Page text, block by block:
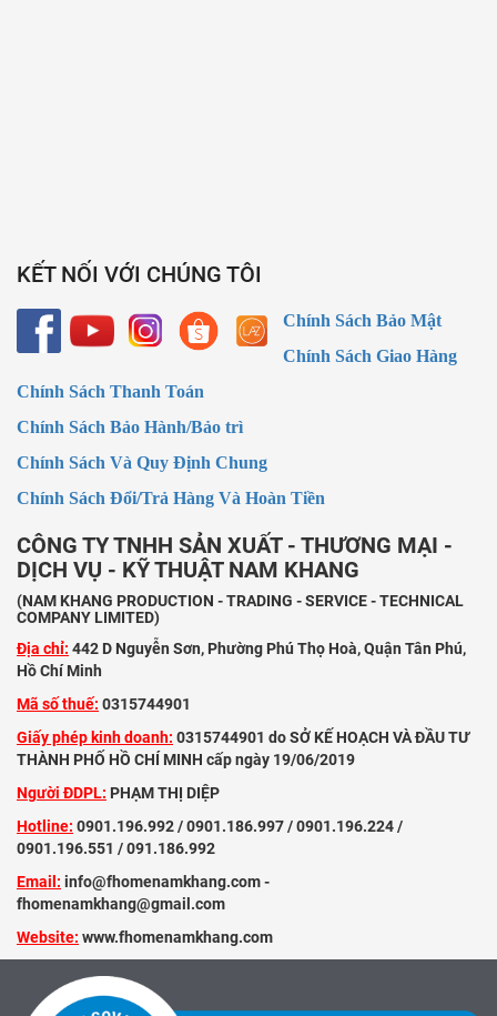
KẾT NỐI VỚI CHÚNG TÔI
Chính Sách Bảo Mật
Chính Sách Giao Hàng
Chính Sách Thanh Toán
Chính Sách Bảo Hành/Bảo trì
Chính Sách Và Quy Định Chung
Chính Sách Đổi/Trả Hàng Và Hoàn Tiền
CÔNG TY TNHH SẢN XUẤT - THƯƠNG MẠI -
DỊCH VỤ - KỸ THUẬT NAM KHANG
(NAM KHANG PRODUCTION - TRADING - SERVICE - TECHNICAL
COMPANY LIMITED)
Địa chỉ: 442 D Nguyễn Sơn, Phường Phú Thọ Hoà, Quận Tân Phú,
Hồ Chí Minh
Mã số thuế: 0315744901
Giấy phép kinh doanh: 0315744901 do SỞ KẾ HOẠCH VÀ ĐẦU TƯ
THÀNH PHỐ HỒ CHÍ MINH cấp ngày 19/06/2019
Người ĐDPL: PHẠM THỊ DIỆP
Hotline: 0901.196.992 / 0901.186.997 / 0901.196.224 /
0901.196.551 / 091.186.992
Email: info@fhomenamkhang.com -
fhomenamkhang@gmail.com
Website: www.fhomenamkhang.com